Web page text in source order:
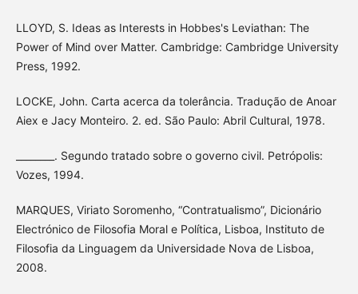
LLOYD, S. Ideas as Interests in Hobbes's Leviathan: The
Power of Mind over Matter. Cambridge: Cambridge University
Press, 1992.
LOCKE, John. Carta acerca da tolerância. Tradução de Anoar
Aiex e Jacy Monteiro. 2. ed. São Paulo: Abril Cultural, 1978.
________. Segundo tratado sobre o governo civil. Petrópolis:
Vozes, 1994.
MARQUES, Viriato Soromenho, “Contratualismo”, Dicionário
Electrónico de Filosofia Moral e Política, Lisboa, Instituto de
Filosofia da Linguagem da Universidade Nova de Lisboa,
2008.